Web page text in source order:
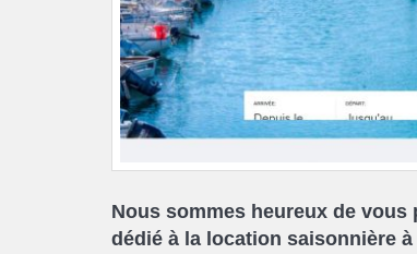
Nous sommes heureux de
dédié à la location saisonnière à